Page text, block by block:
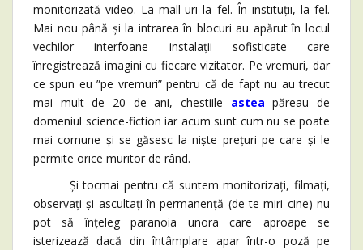
monitorizată video. La mall-uri la fel. În instituții, la fel.
Mai nou până și la intrarea în blocuri au apărut în locul
vechilor interfoane instalații sofisticate care
înregistrează imagini cu fiecare vizitator. Pe vremuri, dar
ce spun eu ”pe vremuri” pentru că de fapt nu au trecut
mai mult de 20 de ani, chestiile astea păreau de
domeniul science-fiction iar acum sunt cum nu se poate
mai comune și se găsesc la niște prețuri pe care și le
permite orice muritor de rând.
Și tocmai pentru că suntem monitorizați, filmați,
observați și ascultați în permanență (de te miri cine) nu
pot să înțeleg paranoia unora care aproape se
isterizează dacă din întâmplare apar într-o poză pe